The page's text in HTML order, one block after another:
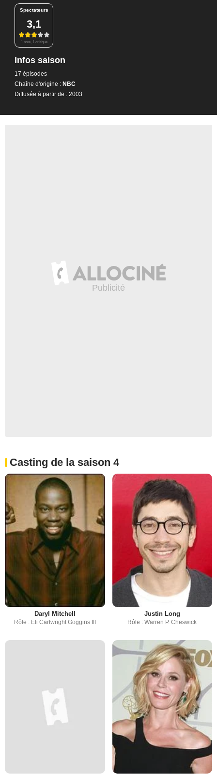
Spectateurs
3,1
1 note, 1 critique
Infos saison
17 épisodes
Chaîne d'origine : NBC
Diffusée à partir de : 2003
Casting de la saison 4
Daryl Mitchell
Rôle : Eli Cartwright Goggins III
Justin Long
Rôle : Warren P. Cheswick